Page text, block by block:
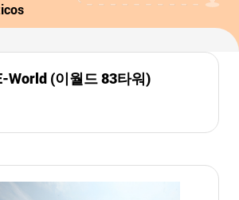
World (이월드 83타워)